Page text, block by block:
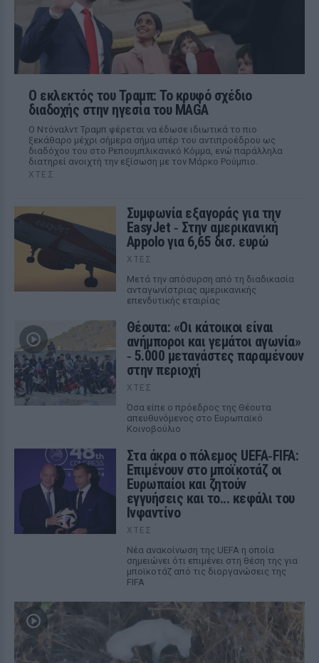
Ο εκλεκτός του Τραμπ: Το κρυφό σχέδιο
διαδοχής στην ηγεσία του MAGA
Ο Ντόναλντ Τραμπ φέρεται να έδωσε ιδιωτικά το πιο
ξεκάθαρο μέχρι σήμερα σήμα υπέρ του αντιπροέδρου ως
διαδόχου του στο Ρεπουμπλικανικό Κόμμα, ενώ παράλληλα
διατηρεί ανοιχτή την εξίσωση με τον Μάρκο Ρούμπιο.
ΧΤΕΣ
Συμφωνία εξαγοράς για την
EasyJet ‑ Στην αμερικανική
Appolo για 6,65 δισ. ευρώ
ΧΤΕΣ
Μετά την απόσυρση από τη διαδικασία
ανταγωνίστριας αμερικανικής
επενδυτικής εταιρίας
Θέουτα: «Οι κάτοικοι είναι
ανήμποροι και γεμάτοι αγωνία»
‑ 5.000 μετανάστες παραμένουν
στην περιοχή
ΧΤΕΣ
Όσα είπε ο πρόεδρος της Θέουτα
απευθυνόμενος στο Ευρωπαϊκό
Κοινοβούλιο
Στα άκρα ο πόλεμος UEFA‑FIFA:
Επιμένουν στο μποϊκοτάζ οι
Ευρωπαίοι και ζητούν
εγγυήσεις και το... κεφάλι του
Ινφαντίνο
ΧΤΕΣ
Νέα ανακοίνωση της UEFA η οποία
σημειώνει ότι επιμένει στη θέση της για
μποϊκοτάζ από τις διοργανώσεις της
FIFA